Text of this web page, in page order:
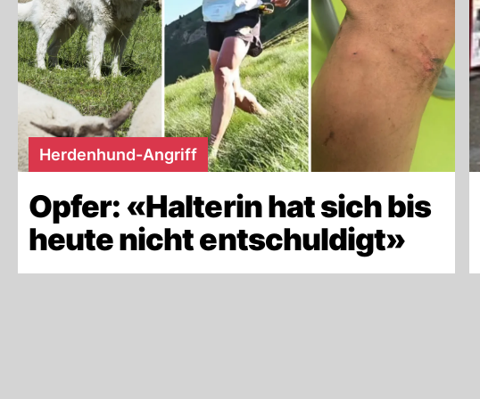
Herdenhund-Angriff
Opfer: «Halterin hat sich bis
heute nicht entschuldigt»